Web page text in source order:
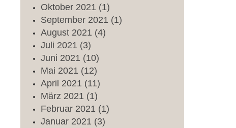
Oktober 2021 (1)
September 2021 (1)
August 2021 (4)
Juli 2021 (3)
Juni 2021 (10)
Mai 2021 (12)
April 2021 (11)
März 2021 (1)
Februar 2021 (1)
Januar 2021 (3)